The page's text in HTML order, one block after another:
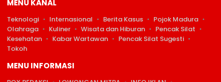
MENU KANAL
Teknologi Internasional Berita Kasus
Pojok Madura
Olahraga
Kuliner Wisata dan Hiburan
Pencak Silat
Kesehatan
Kabar Wartawan
Pencak Silat Sugesti
Tokoh
MENU INFORMASI